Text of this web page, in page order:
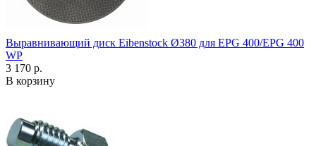
Выравнивающий диск Eibenstock Ø380 для EPG 400/EPG 400
WP
3 170 р.
В корзину